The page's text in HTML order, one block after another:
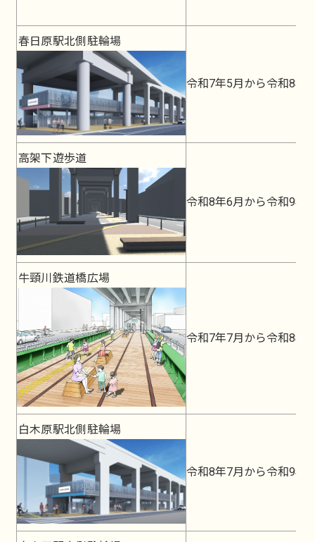
春日原駅北側駐輪場
令和7年5月から令和8年3
高架下遊歩道
令和8年6月から令和9年
牛頸川鉄道橋広場
令和7年7月から令和8年
白木原駅北側駐輪場
令和8年7月から令和9年